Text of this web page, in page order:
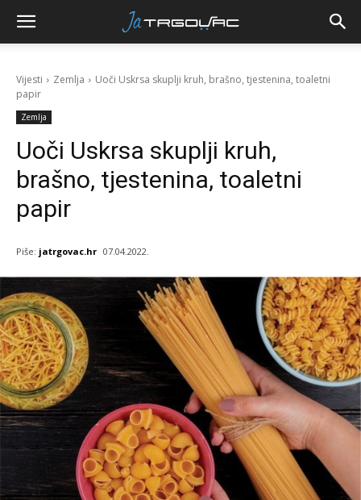
Vijesti Zemlja
Uoči Uskrsa skuplji kruh, brašno, tjestenina, toaletni
papir
Zemlja
Uoči Uskrsa skuplji kruh,
brašno, tjestenina, toaletni
papir
Piše: jatrgovac.hr 07.04.2022.